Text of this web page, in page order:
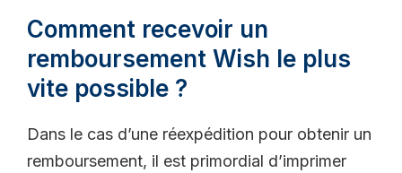
Comment recevoir un
remboursement Wish le plus
vite possible ?
Dans le cas d’une réexpédition pour obtenir un
remboursement, il est primordial d’imprimer